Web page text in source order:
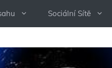
Sociální Sítě